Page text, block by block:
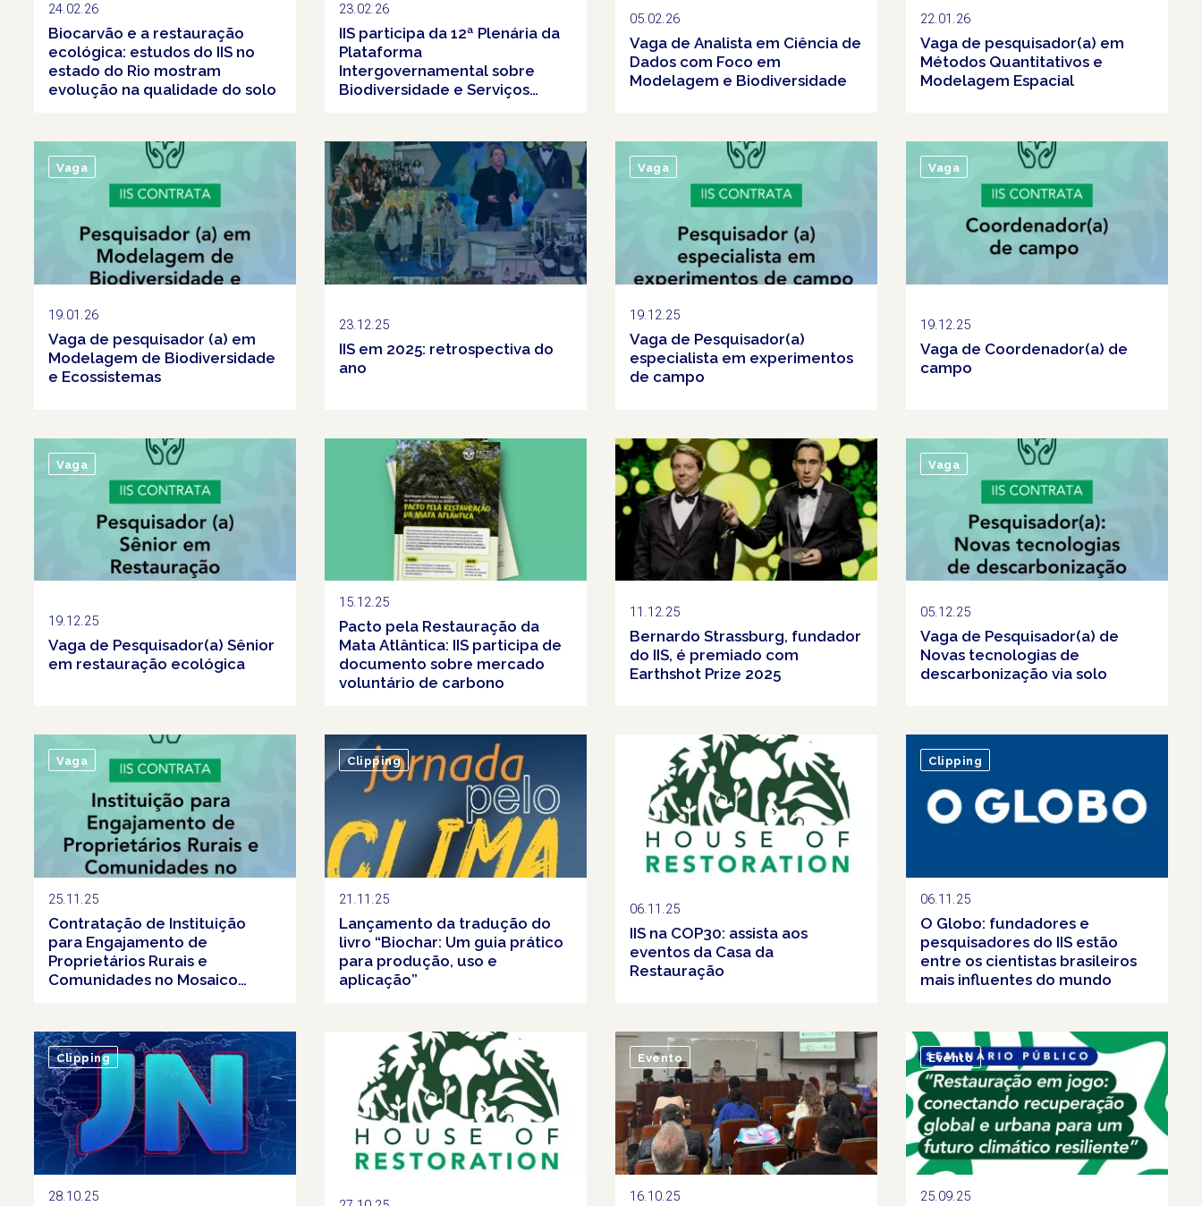
24.02.26
Biocarvão e a restauração
ecológica: estudos do IIS no
estado do Rio mostram
evolução na qualidade do solo
23.02.26
IIS participa da 12ª Plenária da
Plataforma
Intergovernamental sobre
Biodiversidade e Serviços
05.02.26
Vaga de Analista em Ciência de
Dados com Foco em
Modelagem e Biodiversidade
22.01.26
Vaga de pesquisador(a) em
Métodos Quantitativos e
Modelagem Espacial
19.01.26
Vaga de pesquisador (a) em
Modelagem de Biodiversidade
e Ecossistemas
Vaga
23.12.25
IIS em 2025: retrospectiva do
ano
19.12.25
Vaga de Pesquisador(a)
especialista em experimentos
de campo
Vaga
19.12.25
Vaga de Coordenador(a) de
campo
Vaga
19.12.25
Vaga de Pesquisador(a) Sênior
em restauração ecológica
Vaga
15.12.25
Pacto pela Restauração da
Mata Atlântica: IIS participa de
documento sobre mercado
voluntário de carbono
11.12.25
Bernardo Strassburg, fundador
do IIS, é premiado com
Earthshot Prize 2025
05.12.25
Vaga de Pesquisador(a) de
Novas tecnologias de
descarbonização via solo
Vaga
25.11.25
Contratação de Instituição
para Engajamento de
Proprietários Rurais e
Comunidades no Mosaico
Vaga
21.11.25
Lançamento da tradução do
livro “Biochar: Um guia prático
para produção, uso e
aplicação”
Clipping
06.11.25
IIS na COP30: assista aos
eventos da Casa da
Restauração
06.11.25
O Globo: fundadores e
pesquisadores do IIS estão
entre os cientistas brasileiros
mais influentes do mundo
Clipping
28.10.25
Clipping
16.10.25
Evento
25.09.25
Evento